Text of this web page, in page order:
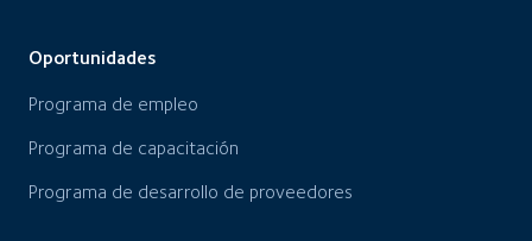
Oportunidades
Programa de empleo
Programa de capacitación
Programa de desarrollo de proveedores